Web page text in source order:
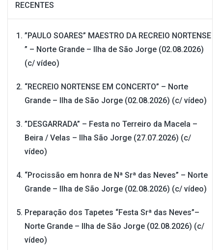
RECENTES
”PAULO SOARES” MAESTRO DA RECREIO NORTENSE
” – Norte Grande – Ilha de São Jorge (02.08.2026)
(c/ vídeo)
“RECREIO NORTENSE EM CONCERTO” – Norte
Grande – Ilha de São Jorge (02.08.2026) (c/ vídeo)
”DESGARRADA” – Festa no Terreiro da Macela –
Beira / Velas – Ilha São Jorge (27.07.2026) (c/
vídeo)
“Procissão em honra de Nª Srª das Neves” – Norte
Grande – Ilha de São Jorge (02.08.2026) (c/ vídeo)
Preparação dos Tapetes “Festa Srª das Neves”–
Norte Grande – Ilha de São Jorge (02.08.2026) (c/
vídeo)